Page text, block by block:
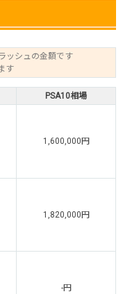
ッシュの金額です
す
PSA10相場
1,600,000円
1,820,000円
-円